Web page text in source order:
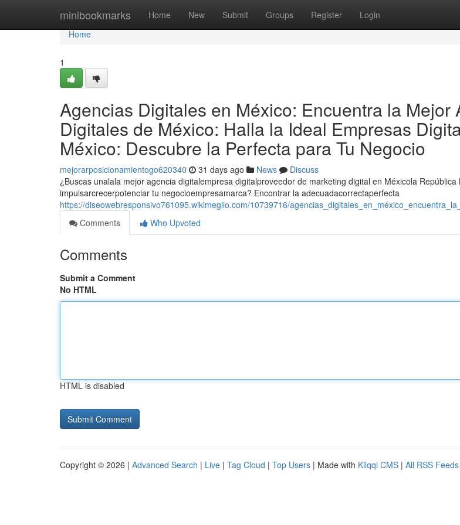
minibookmarks Home New Submit Groups Register Login
Home
Home
1
Agencias Digitales en México: Encuentra la Mejor
Digitales de México: Halla la Ideal Empresas
México: Descubre la Perfecta para Tu Negocio
mejorarposicionamientogo620340 31 days ago News
Discuss
¿Buscas unalala mejor agencia digitalempresa digitalproveedor de marketing digital en Méxicola
impulsarcrecerpotenciar tu negocioempresamarca? Encontrar la adecuadacorrectaperfecta
https://diseowebresponsivo761095.wikimeglio.com/10739716/
Comments
Who Upvoted
Comments
Submit a Comment
No HTML
HTML is disabled
Copyright © 2026 | Advanced Search | Live | Tag Cloud | Top Users | Made with Kliqqi CMS | All RSS Feeds